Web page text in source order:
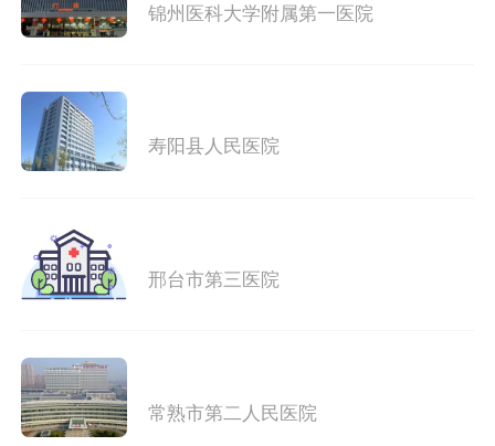
锦州医科大学附属第一医院
寿阳县人民医院
邢台市第三医院
常熟市第二人民医院